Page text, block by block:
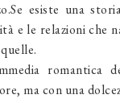
esiste una
e le relazioni che
romantica
ma con una